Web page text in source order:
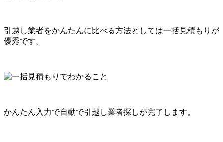
引越し業者をかんたんに比べる方法としては一括見積もりが
優秀です。
かんたん入力で自動で引越し業者探しが完了します。